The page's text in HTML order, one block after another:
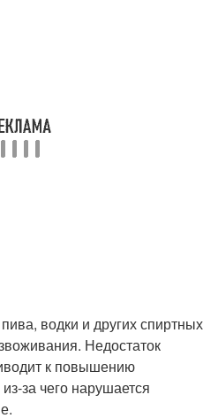
водки и других спиртных
Недостаток
к повышению
за чего нарушается